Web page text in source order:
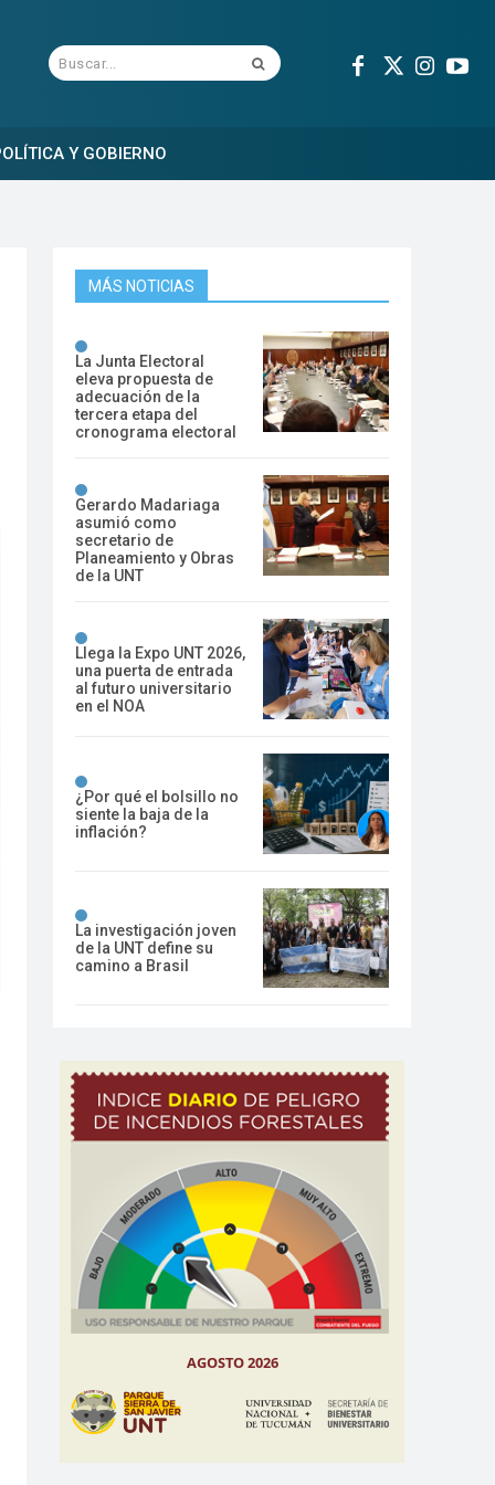
Buscar...
Y GOBIERNO
MÁS NOTICIAS
La Junta Electoral
eleva propuesta de
adecuación de la
tercera etapa del
cronograma electoral
Gerardo Madariaga
asumió como
secretario de
Planeamiento y Obras
de la UNT
Llega la Expo UNT 2026,
una puerta de entrada
al futuro universitario
en el NOA
¿Por qué el bolsillo no
siente la baja de la
inflación?
La investigación joven
de la UNT define su
camino a Brasil